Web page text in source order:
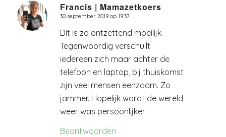
Francis | Mamazetkoers
zegt:
30 september 2019 op 19:37
Dit is zo ontzettend moeilijk.
Tegenwoordig verschuilt
iedereen zich maar achter de
telefoon en laptop, bij thuiskomst
zijn veel mensen eenzaam. Zo
jammer. Hopelijk wordt de wereld
weer was persoonlijker.
Beantwoorden